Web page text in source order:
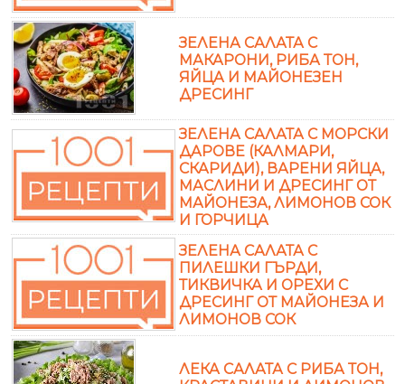
ЗЕЛЕНА САЛАТА С
МАКАРОНИ, РИБА ТОН,
ЯЙЦА И МАЙОНЕЗЕН
ДРЕСИНГ
ЗЕЛЕНА САЛАТА С МОРСКИ
ДАРОВЕ (КАЛМАРИ,
СКАРИДИ), ВАРЕНИ ЯЙЦА,
МАСЛИНИ И ДРЕСИНГ ОТ
МАЙОНЕЗА, ЛИМОНОВ СОК
И ГОРЧИЦА
ЗЕЛЕНА САЛАТА С
ПИЛЕШКИ ГЪРДИ,
ТИКВИЧКА И ОРЕХИ С
ДРЕСИНГ ОТ МАЙОНЕЗА И
ЛИМОНОВ СОК
ЛЕКА САЛАТА С РИБА ТОН,